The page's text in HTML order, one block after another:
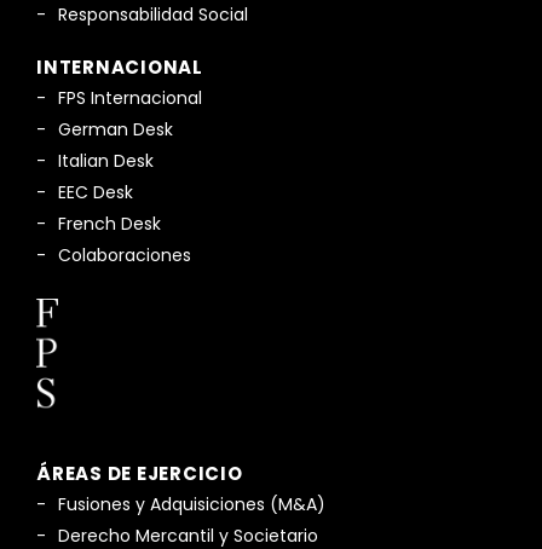
Responsabilidad Social
INTERNACIONAL
FPS Internacional
German Desk
Italian Desk
EEC Desk
French Desk
Colaboraciones
ÁREAS DE EJERCICIO
Fusiones y Adquisiciones (M&A)
Derecho Mercantil y Societario